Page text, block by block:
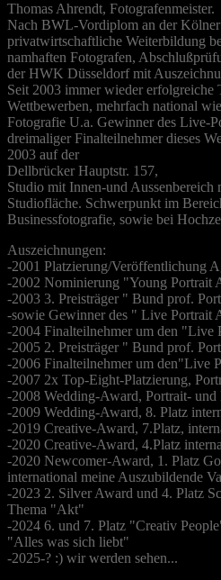
Thomas Ahrendt, Fotografenmeister.
Nach BWL-Vordiplom an der
privatwirtschaftliche Weiterbildung
namhaften Fotografen,
der HWK Düsseldorf mit
Seit 2003 immer wieder erfolgreiche
Wettbewerben, mehrfach national
Fotografie U.a. Gewinner des Live-
dreimaliger Finalteilnehmer dieses
2003 auf der
Dellbrücker Hauptstr. 157,
Studio mit Innen-und Aussenbereich
Studiofläche. Schwerpunkt im
Businessfotografie, sowie bei
Auszeichnungen:
-2001 Platzierung/Veröffentlichung
-2002 Nominierung "Young Portrait
-2003 3. Preisträger " Bund prof.
-sowie Gewinner des " Live Portrait
-2004 Finalteilnehmer um den "Live
-2005 2. Preisträger " Bund prof.
-2006 Finalteilnehmer um den"Live
-2007 2x Top-Eight-Platzierung,
-2008 Wedding-Award, Portrait-
-2009 Wedding-Award, 8. Platz
-2019 Creative-Award, 7.Platz,
-2020 Creative-Award, 4.Platz
-2020 Newcomer-Award, 1. Platz
international meine Auszubildende
-2023 2. Silver Award und 4. Platz
Thema "Akt"
-2024 6. und 7. Platz "Creativ
"Alles was sich liebt"
-2025-? :) wir werden sehen...